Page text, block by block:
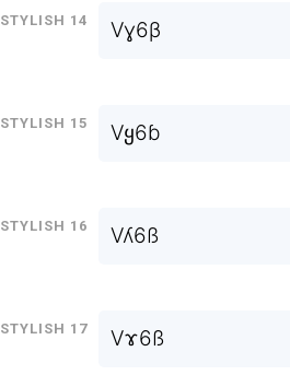
Stylish 14 Vɣ6β
Stylish 15 Vყ6ɓ
Stylish 16 Vʎ6ß
Stylish 17 Vɤ6ß